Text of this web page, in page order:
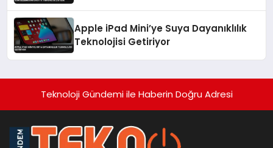
Apple iPad Mini’ye Suya Dayanıklılık
Teknolojisi Getiriyor
Teknoloji Gündemi ile Haberin Doğru Adresi